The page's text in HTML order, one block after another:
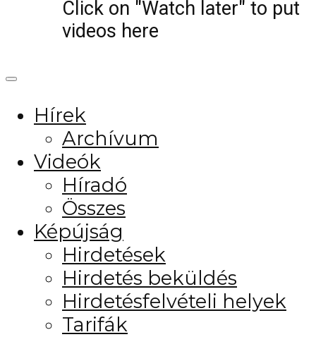
Click on "Watch later" to put
videos here
Hírek
Archívum
Videók
Híradó
Összes
Képújság
Hirdetések
Hirdetés beküldés
Hirdetésfelvételi helyek
Tarifák